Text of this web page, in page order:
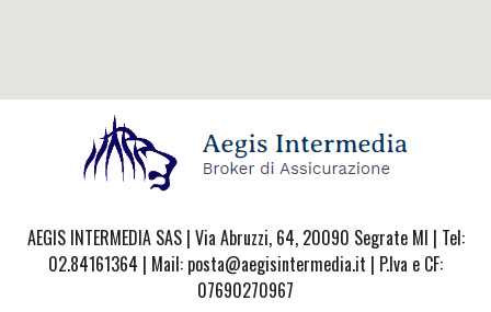
AEGIS INTERMEDIA SAS | Via Abruzzi, 64, 20090 Segrate MI | Tel:
02.84161364 | Mail: posta@aegisintermedia.it | P.Iva e CF:
07690270967